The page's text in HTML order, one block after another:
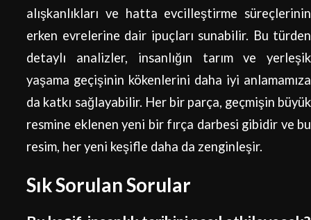
alışkanlıkları ve hatta evcilleştirme süreçlerinin
erken evrelerine dair ipuçları sunabilir. Bu türden
detaylı analizler, insanlığın tarım ve yerleşik
yaşama geçişinin kökenlerini daha iyi anlamamıza
da katkı sağlayabilir. Her bir parça, geçmişin büyük
resmine eklenen yeni bir fırça darbesi gibidir ve bu
resim, her yeni keşifle daha da zenginleşir.
Sık Sorulan Sorular